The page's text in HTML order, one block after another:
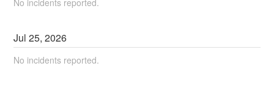
No incidents reported.
Jul25,2026
No incidents reported.